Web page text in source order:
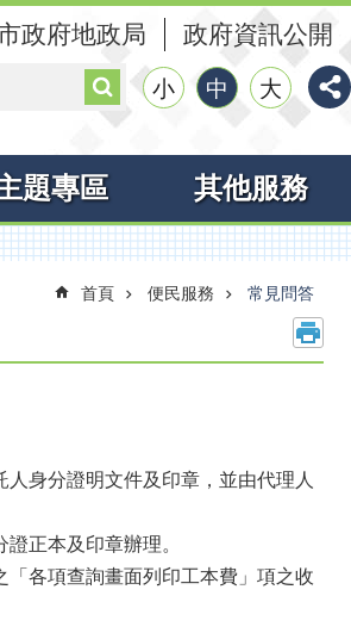
政府地政局 政府資訊公開
搜
尋 小 中 大
題專區 其他服務
首頁 便民服務 常見問答
身分證明文件及印章，並由代理人
正本及印章辦理。
各項查詢畫面列印工本費」項之收